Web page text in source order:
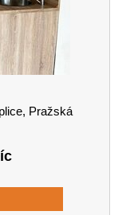
Pražská